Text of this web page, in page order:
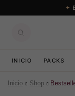
INICIO PACKS
Inicio Shop